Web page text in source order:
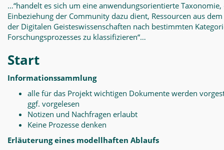
…“handelt es sich um eine anwendungsorientierte
Einbeziehung der Community dazu dient, Ressourcen aus
der Digitalen Geisteswissenschaften nach bestimmten
Forschungsprozesses zu klassifizieren“…
Start
Informationssammlung
alle für das Projekt wichtigen Dokumente werden
ggf. vorgelesen
Notizen und Nachfragen erlaubt
Keine Prozesse denken
Erläuterung eines modellhaften Ablaufs